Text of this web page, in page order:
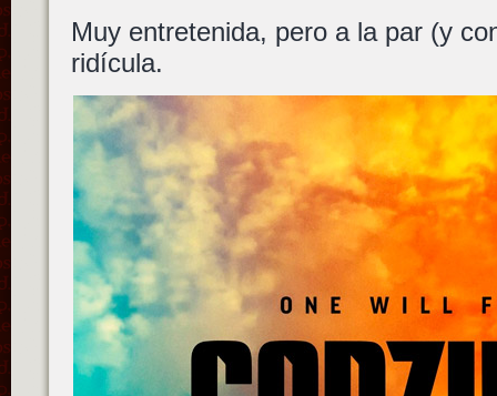
Muy entretenida, pero a la par (y
ridícula.